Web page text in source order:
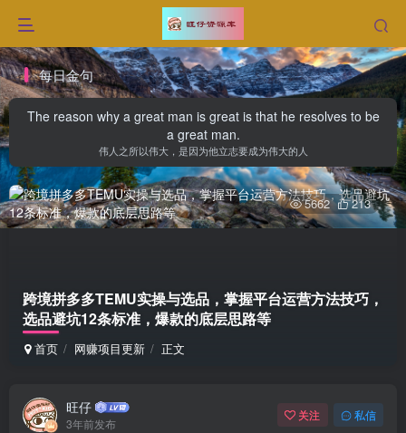
每日金句
The reason why a great man is great is that he resolves to be
a great man.
伟人之所以伟大，是因为他立志要成为伟大的人
跨境拼多多TEMU实操与选品，​掌握平台运营方法技巧，
选品避坑12条标准，爆款的底层思路等
首页 网赚项目更新 正文
5662 213
旺仔
3年前发布
关注 私信